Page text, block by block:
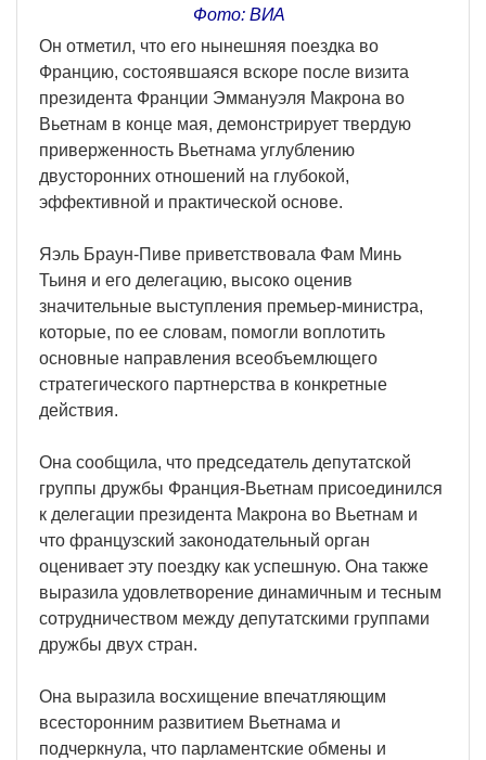
Фото: ВИA
Он отметил, что его нынешняя поездка во
Францию, состоявшаяся вскоре после визита
президента Франции Эммануэля Макрона во
Вьетнам в конце мая, демонстрирует твердую
приверженность Вьетнама углублению
двусторонних отношений на глубокой,
эффективной и практической основе.
Яэль Браун-Пиве приветствовала Фам Минь
Тьиня и его делегацию, высоко оценив
значительные выступления премьер-министра,
которые, по ее словам, помогли воплотить
основные направления всеобъемлющего
стратегического партнерства в конкретные
действия.
Она сообщила, что председатель депутатской
группы дружбы Франция-Вьетнам присоединился
к делегации президента Макрона во Вьетнам и
что французский законодательный орган
оценивает эту поездку как успешную. Она также
выразила удовлетворение динамичным и тесным
сотрудничеством между депутатскими группами
дружбы двух стран.
Она выразила восхищение впечатляющим
всесторонним развитием Вьетнама и
подчеркнула, что парламентские обмены и